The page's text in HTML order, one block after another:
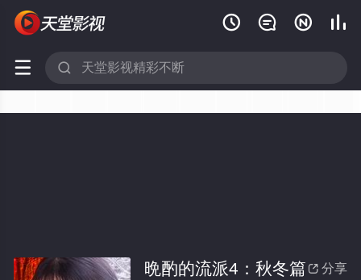
   
 
 分享
晩酌的流派4：秋冬篇